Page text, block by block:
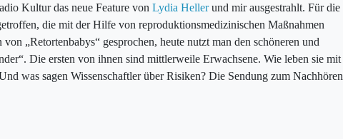
Kultur das neue Feature von Lydia Hellerund mir ausgestrahlt. Für die
die mit der Hilfe von reproduktionsmedizinischen Maßnahmen
„Retortenbabys“ gesprochen, heute nutzt man den schöneren und
Die ersten von ihnen sind mittlerweile Erwachsene. Wie leben sie mit
was sagen Wissenschaftler über Risiken? Die Sendung zum Nachhören